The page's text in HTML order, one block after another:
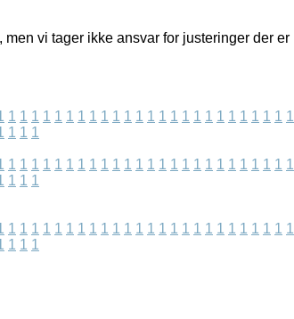
vi tager ikke ansvar for justeringer der er
1 1 1 1 1 1 1 1 1 1 1 1 1 1 1 1 1 1 1 1 1 1 1 1 1
1 1 1
1 1 1 1 1 1 1 1 1 1 1 1 1 1 1 1 1 1 1 1 1 1 1 1 1
1 1 1
1 1 1 1 1 1 1 1 1 1 1 1 1 1 1 1 1 1 1 1 1 1 1 1 1
1 1 1